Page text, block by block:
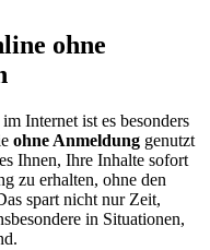
ohne
Internet ist es besonders
ohne Anmeldung genutzt
Ihnen, Ihre Inhalte sofort
zu erhalten, ohne den
spart nicht nur Zeit,
in Situationen,